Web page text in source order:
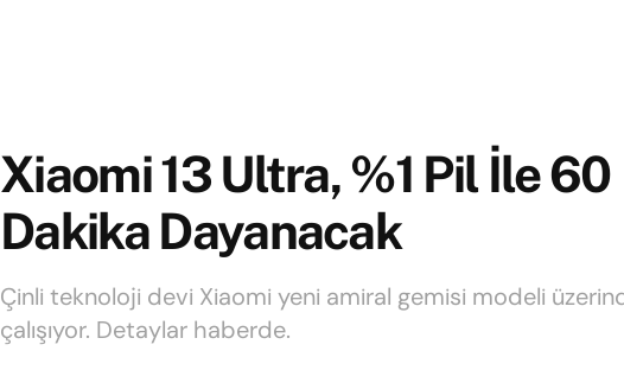
Xiaomi 13 Ultra, %1 Pil İle 60
Dakika Dayanacak
Çinli teknoloji devi Xiaomi yeni amiral gemisi modeli
çalışıyor. Detaylar haberde.